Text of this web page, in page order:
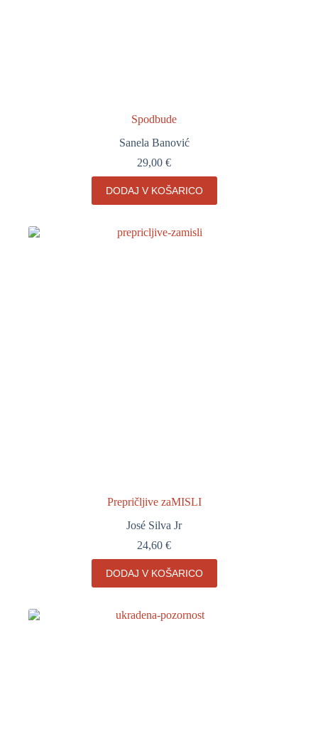
Spodbude
Sanela Banović
29,00€
DODAJ V KOŠARICO
Prepričljive zaMISLI
José Silva Jr
24,60€
DODAJ V KOŠARICO